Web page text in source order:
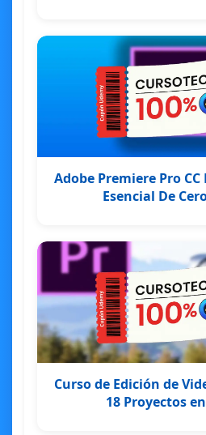
Adobe Premiere Pro
Esencial De
Curso de Edición de
18 Proyectos